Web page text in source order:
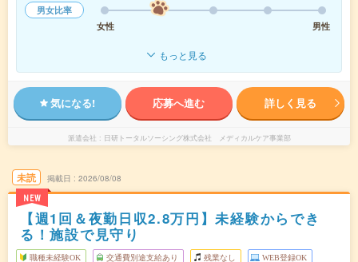
男女比率
女性
男性
もっと見る
気になる! 応募へ進む 詳しく見る
派遣会社 日研トータルソーシング株式会社 メディカルケア事業部
未読
NEW
掲載日 2026/08/08
【週1回＆夜勤日収2.8万円】未経験からでき
る！施設で見守り
職種未経験OK 交通費別途支給あり 残業なし WEB登録OK